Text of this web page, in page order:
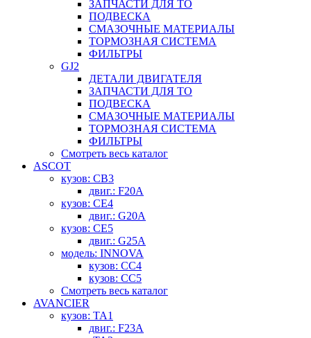
ЗАПЧАСТИ ДЛЯ ТО
ПОДВЕСКА
СМАЗОЧНЫЕ МАТЕРИАЛЫ
ТОРМОЗНАЯ СИСТЕМА
ФИЛЬТРЫ
GJ2
ДЕТАЛИ ДВИГАТЕЛЯ
ЗАПЧАСТИ ДЛЯ ТО
ПОДВЕСКА
СМАЗОЧНЫЕ МАТЕРИАЛЫ
ТОРМОЗНАЯ СИСТЕМА
ФИЛЬТРЫ
Смотреть весь каталог
ASCOT
кузов: CB3
двиг.: F20A
кузов: CE4
двиг.: G20A
кузов: CE5
двиг.: G25A
модель: INNOVA
кузов: CC4
кузов: CC5
Смотреть весь каталог
AVANCIER
кузов: TA1
двиг.: F23A